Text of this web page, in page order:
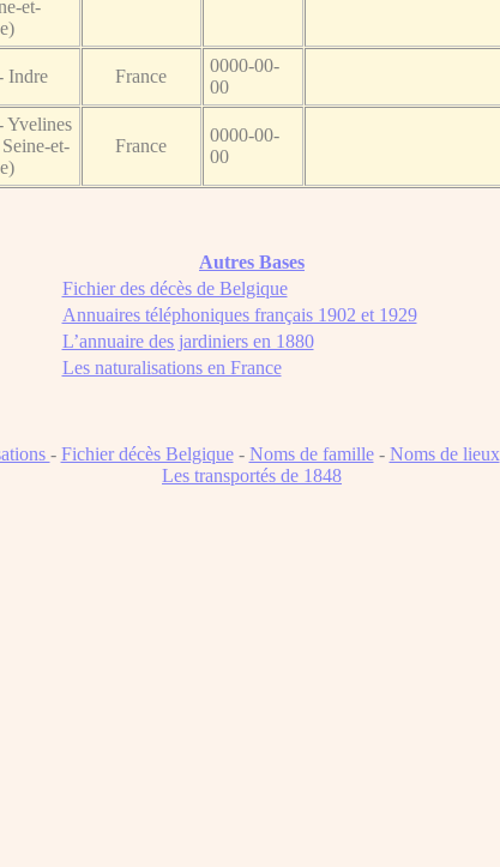
et-
Indre France
0000-00-
00
Yvelines
et-
France
0000-00-
00
Autres Bases
Fichier des décès de Belgique
Annuaires téléphoniques français 1902 et 1929
L’annuaire des jardiniers en 1880
Les naturalisations en France
- Fichier décès Belgique- Noms de famille- Noms de lieux
Les transportés de 1848